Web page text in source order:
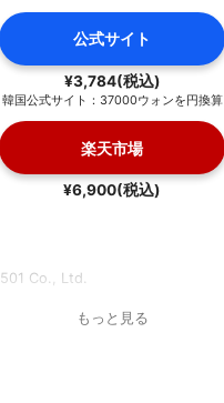
公式サイト
¥3,784(税込)
韓国公式サイト：37000ウォンを円換算
楽天市場
¥6,900(税込)
Co., Ltd.
もっと見る